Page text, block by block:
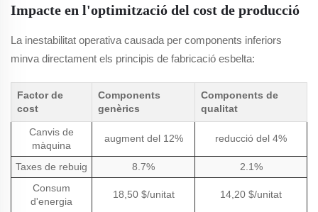
Impacte en l'optimització del cost de producció
La inestabilitat operativa causada per components inferiors
minva directament els principis de fabricació esbelta:
Factor de
cost
Components
genèrics
Components de
qualitat
Canvis de
màquina
augment del 12% reducció del 4%
Taxes de rebuig 8.7%
2.1%
Consum
d'energia
18,50 $/unitat 14,20 $/unitat